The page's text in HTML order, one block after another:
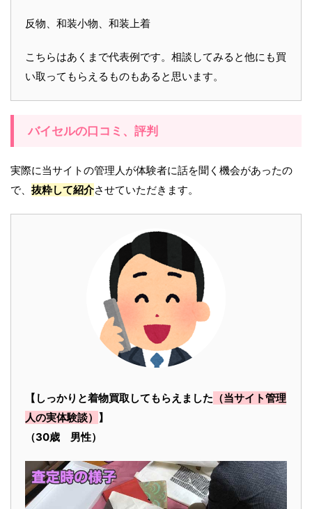
反物、和装小物、和装上着
こちらはあくまで代表例です。相談してみると他にも買
い取ってもらえるものもあると思います。
バイセルの口コミ、評判
実際に当サイトの管理人が体験者に話を聞く機会があったの
で、 抜粋して紹介させていただきます。
【しっかりと着物買取してもらえました （当サイト管理
人の実体験談） 】
（30歳 男性）